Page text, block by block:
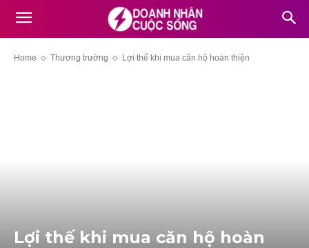
Home Thương trường Lợi thế khi mua căn hộ hoàn thiện
Lợi thế khi mua căn hộ hoàn